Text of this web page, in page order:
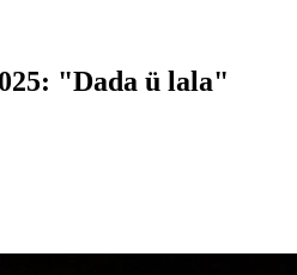
"Dada ü lala"